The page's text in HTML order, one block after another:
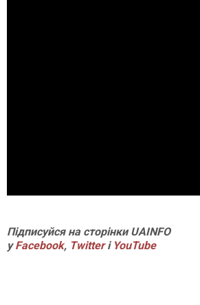
Підписуйся на сторінки UAINFO
уFacebook, Twitterі YouTube